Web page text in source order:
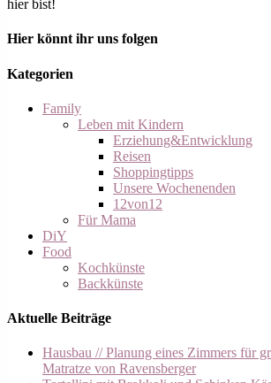
hier bist!
Hier könnt ihr uns folgen
Kategorien
Family
Leben mit Kindern
Erziehung&Entwicklung
Reisen
Shoppingtipps
Unsere Wochenenden
12von12
Für Mama
DiY
Food
Kochkünste
Backkünste
Aktuelle Beiträge
Hausbau // Planung eines Zimmers für
Matratze von Ravensberger